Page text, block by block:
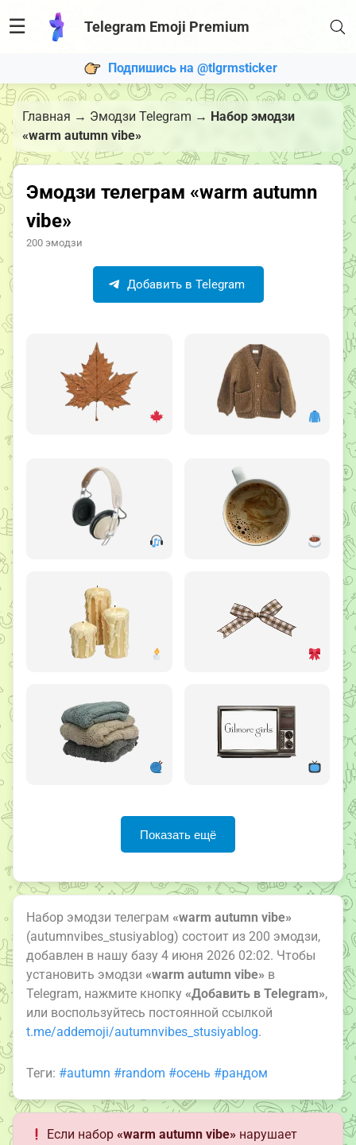
☰ Telegram Emoji Premium
Подпишись на @tlgrmsticker
Главная → Эмодзи Telegram → Набор эмодзи
«warm autumn vibe»
Эмодзи телеграм «warm autumn
vibe»
200 эмодзи
Добавить в Telegram
Показать ещё
Набор эмодзи телеграм «warm autumn vibe»
(autumnvibes_stusiyablog) состоит из 200 эмодзи,
добавлен в нашу базу 4 июня 2026 02:02. Чтобы
установить эмодзи «warm autumn vibe» в
Telegram, нажмите кнопку «Добавить в Telegram»,
или воспользуйтесь постоянной ссылкой
t.me/addemoji/autumnvibes_stusiyablog.
Теги: #autumn #random #осень #рандом
Если набор«warm autumn vibe» нарушает